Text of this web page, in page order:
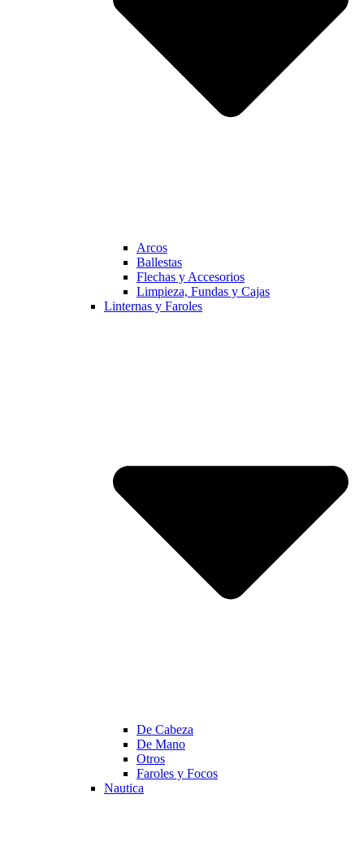
Arcos
Ballestas
Flechas y Accesorios
Limpieza, Fundas y Cajas
Linternas y Faroles
De Cabeza
De Mano
Otros
Faroles y Focos
Nautica